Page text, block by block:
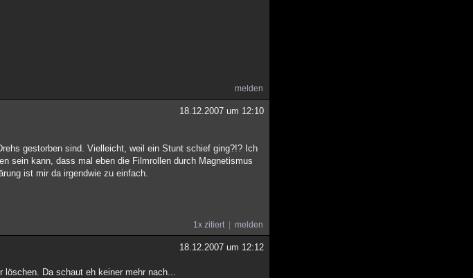
melden
18.12.2007 um 12:10
gestorben sind. Vielleicht, weil ein Stunt schief ging?!? Ich
sein kann, dass mal eben die Filmrollen durch Magnetismus
ist mir da irgendwie zu einfach.
1x zitiert melden
18.12.2007 um 12:12
löschen. Da schaut eh keiner mehr nach...